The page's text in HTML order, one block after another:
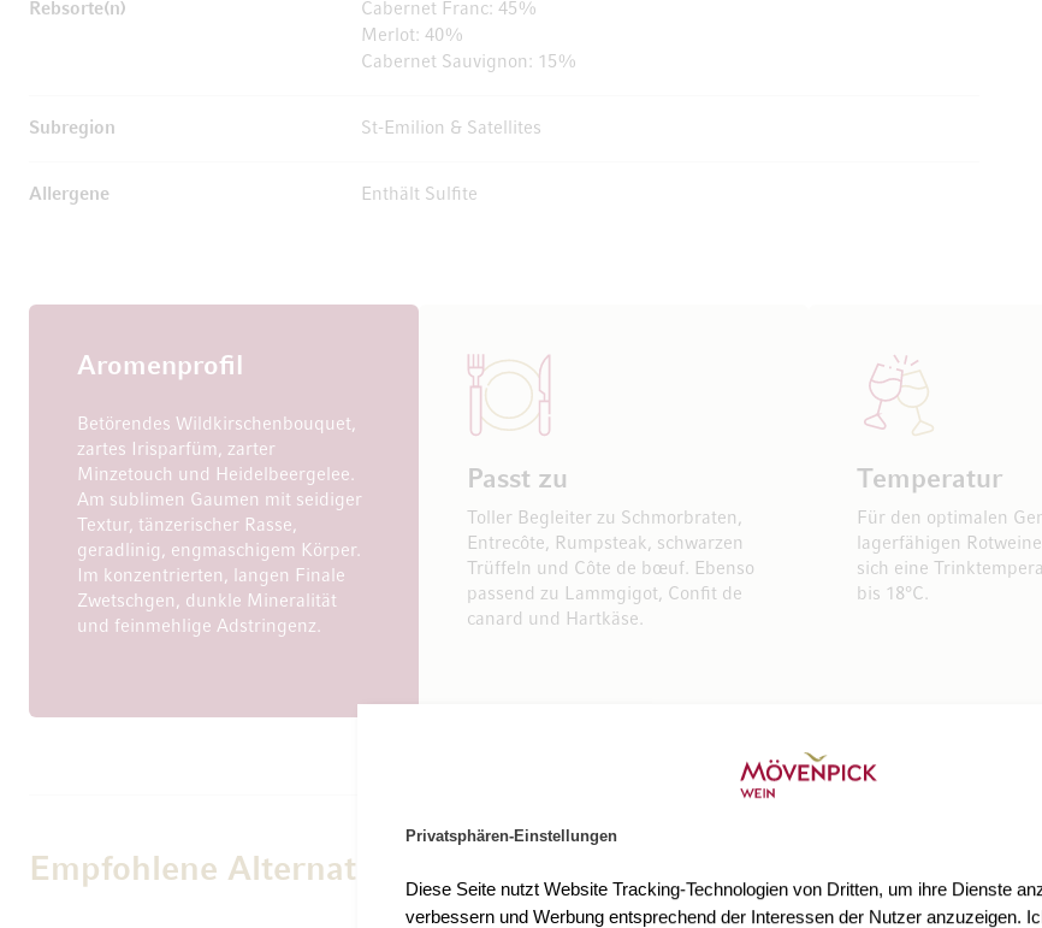
Privatsphären-Einstellungen
Diese Seite nutzt Website Tracking-Technologien von Dritten, um ihre Dienste
verbessern und Werbung entsprechend der Interessen der Nutzer anzuzeigen.
Rebsorte(n)
Cabernet Franc: 45%
Merlot: 40%
Cabernet Sauvignon: 15%
Subregion St-Emilion & Satellites
Allergene Enthält Sulfite
Aromenprofil
Betörendes Wildkirschenbouquet,
zartes Irisparfüm, zarter
Minzetouch und Heidelbeergelee.
Am sublimen Gaumen mit seidiger
Textur, tänzerischer Rasse,
geradlinig, engmaschigem Körper.
Im konzentrierten, langen Finale
Zwetschgen, dunkle Mineralität
und feinmehlige Adstringenz.
Passt zu
Toller Begleiter zu Schmorbraten,
Entrecôte, Rumpsteak, schwarzen
Trüffeln und Côte de bœuf. Ebenso
passend zu Lammgigot, Confit de
canard und Hartkäse.
Temperatur
Für den optimalen
lagerfähigen
sich eine
bis 18°C.
Empfohlene Alternativen